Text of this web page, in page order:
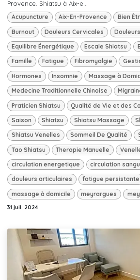
Provence. Shiatsu à Aix-e...
Acupuncture Aix-En-Provence Bien
Burnout Douleurs Cervicales
Equilibre Énergétique Escale Shiatsu
Famille Fatigue Fibromyalgie
Hormones Insomnie Massage à
Medecine Traditionnelle Chinoise
Praticien Shiatsu Qualité de Vie et des
Saison Shiatsu Shiatsu Massage
Shiatsu Venelles Sommeil De Qualité
Tao Shiatsu Therapie Manuelle
circulation energetique circulation
douleurs articulaires fatigue persistante
massage à domicile meyrargues
31 juil. 2024